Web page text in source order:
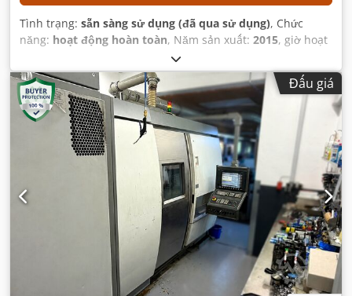
Tình trạng: sẵn sàng sử dụng (đã qua sử dụng), Chức
năng: hoạt động hoàn toàn, Năm sản xuất: 2015, giờ hoạt
, số máy/phương tiện:
làm việc:14.000 mm,
Đấu giá